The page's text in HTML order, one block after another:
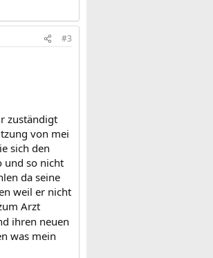
#3
zuständigt
von mei
sich den
und so nicht
da seine
weil er nicht
Arzt
ihren neuen
was mein